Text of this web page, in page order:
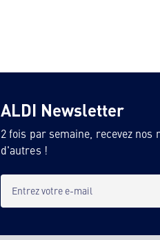
ALDI Newsletter
2 fois par semaine, recevez
d'autres !
Entrez votre e-mail